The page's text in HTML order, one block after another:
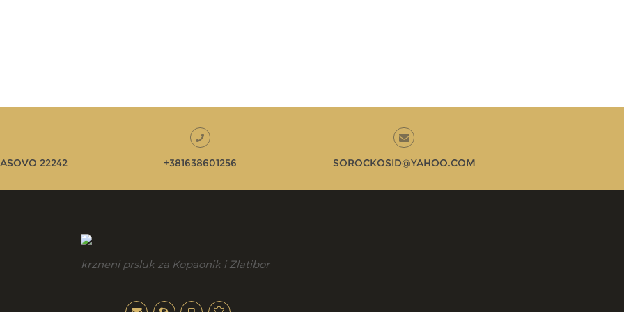
22242 +381638601256 SOROCKOSID@YAHOO.COM
krzneni prsluk za Kopaonik i Zlatibor